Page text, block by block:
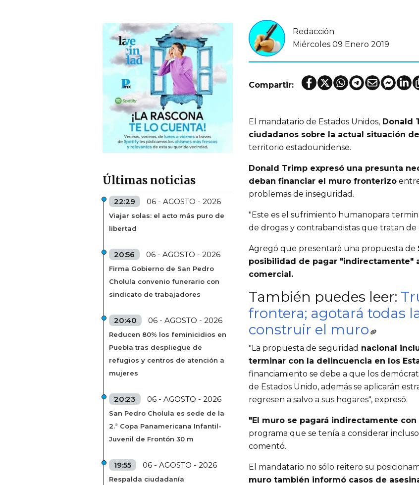
Últimas noticias
22:29 06 - AGOSTO - 2026
Viajar solas: el acto más puro de
libertad
20:56 06 - AGOSTO - 2026
Firma Gobierno de San Pedro
Cholula convenio funerario con
sindicato de trabajadores
20:40 06 - AGOSTO - 2026
Reducen 80% los feminicidios en
Puebla tras despliegue de
refugios y centros de atención a
mujeres
20:23 06 - AGOSTO - 2026
San Pedro Cholula es sede de la
2.ª Copa Panamericana Infantil-
Juvenil de Frontón 30 m
19:55 06 - AGOSTO - 2026
Respalda ciudadanía
Redacción
Miércoles 09 Enero 2019
Compartir:
El mandatario de Estados Unidos, Donald
ciudadanos sobre la actual situación
territorio estadounidense.
Donald Trimp expresó una presunta
deban financiar el muro fronterizo
problemas de inseguridad.
"Este es el sufrimiento humanopara
de drogas y contrabandistas que tratan
Agregó que presentará una propuesta de
posibilidad de pagar "indirectamente"
comercial.
También puedes leer:
frontera; agotará todas
construir el muro
"La propuesta de seguridad nacional
terminar con la delincuencia en los
financiamiento se debe a que los
de Estados Unido, además se aplicarán
regresen a salvo a sus hogares", expresó.
"El muro se pagará indirectamente
programa que se tenía a considerar
comentó.
El mandatario no sólo reitero su
muro también informó casos de